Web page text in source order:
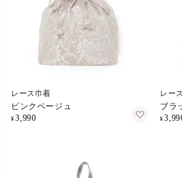
レース巾着
ピンクベージュ
¥ 3,990
レー
ブラ
¥